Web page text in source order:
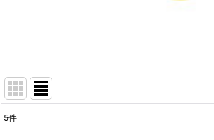
5件